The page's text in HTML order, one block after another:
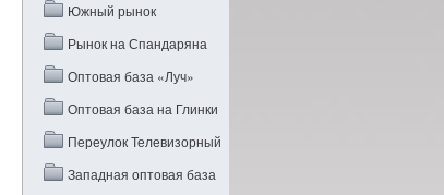
Южный рынок
Рынок на Спандаряна
Оптовая база «Луч»
Оптовая база на Глинки
Переулок Телевизорный
Западная оптовая база